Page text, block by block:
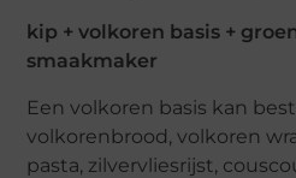
kip + volkoren basis +
smaakmaker
Een volkoren basis kan
volkorenbrood, volkoren
pasta, zilvervliesrijst,